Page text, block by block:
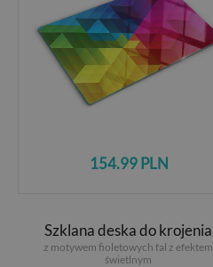
154.99 PLN
Szklana deska do krojenia
z motywem fioletowych fal z efektem
świetlnym